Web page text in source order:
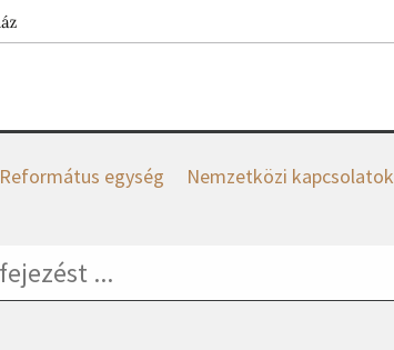
Református egység Nemzetközi kapcsolatok